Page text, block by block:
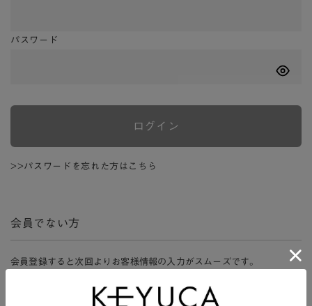
パスワード
ログイン
>>パスワードを忘れた方はこちら
会員でない方
会員登録すると次回よりお客様情報の入力がスムーズです。
ージ、購入履歴をご利用いただけます。